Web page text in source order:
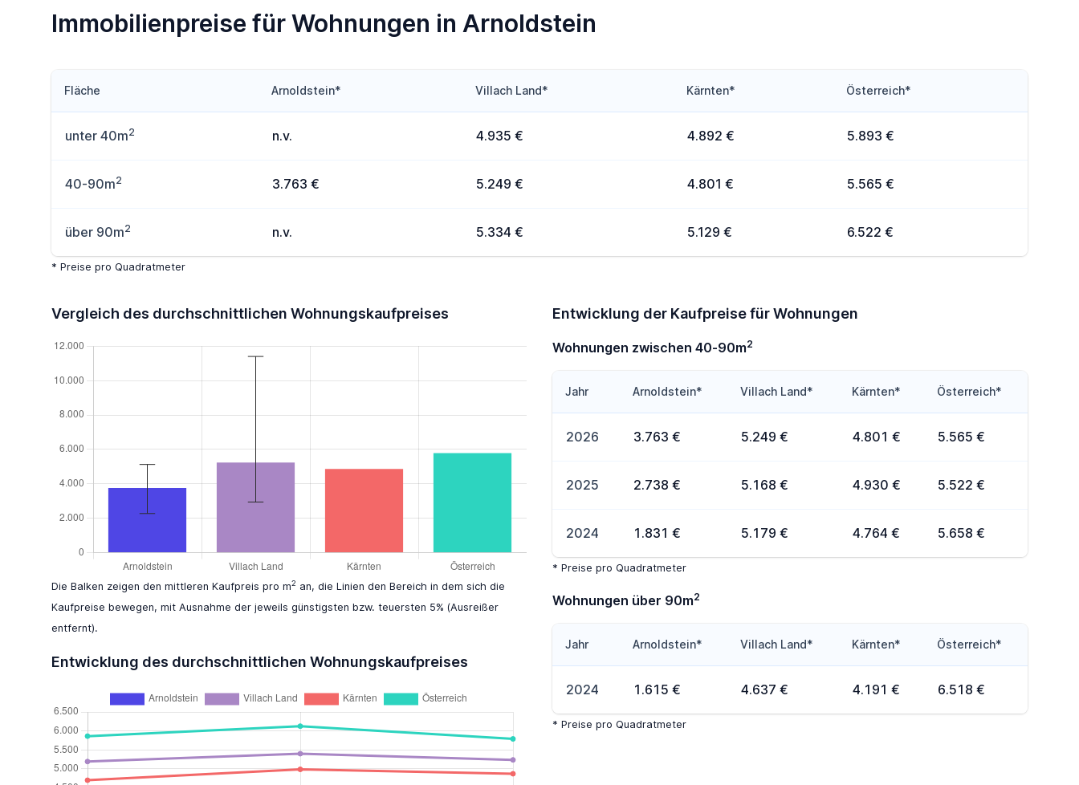
Immobilienpreise für Wohnungen in Arnoldstein
Fläche Arnoldstein* Villach Land* Kärnten* Österreich*
unter 40m2 n.v. 4.935 € 4.892 € 5.893 €
40-90m2 3.763 € 5.249 € 4.801 € 5.565 €
über 90m2 n.v. 5.334 € 5.129 € 6.522 €
* Preise pro Quadratmeter
Vergleich des durchschnittlichen Wohnungskaufpreises
Die Balken zeigen den mittleren Kaufpreis pro m2 an, die Linien den Bereich in dem sich die
Kaufpreise bewegen, mit Ausnahme der jeweils günstigsten bzw. teuersten 5% (Ausreißer
entfernt).
Entwicklung des durchschnittlichen Wohnungskaufpreises
Entwicklung der Kaufpreise für Wohnungen
Wohnungen zwischen 40-90m2
Jahr Arnoldstein* Villach Land* Kärnten* Österreich*
2026 3.763 € 5.249 € 4.801 € 5.565 €
2025 2.738 € 5.168 € 4.930 € 5.522 €
2024 1.831 € 5.179 € 4.764 € 5.658 €
* Preise pro Quadratmeter
Wohnungen über 90m2
Jahr Arnoldstein* Villach Land* Kärnten* Österreich*
2024 1.615 € 4.637 € 4.191 € 6.518 €
* Preise pro Quadratmeter